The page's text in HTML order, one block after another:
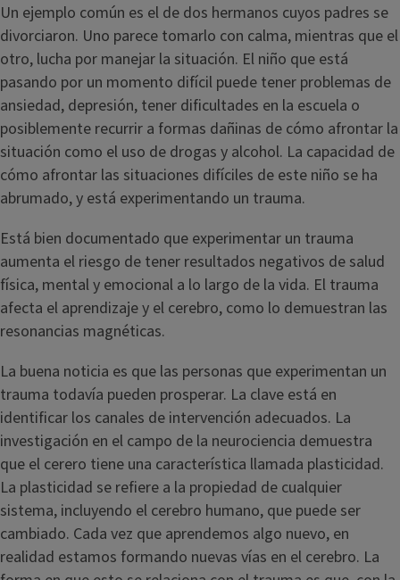
Un ejemplo común es el de dos hermanos cuyos padres se
divorciaron. Uno parece tomarlo con calma, mientras que el
otro, lucha por manejar la situación. El niño que está
pasando por un momento difícil puede tener problemas de
ansiedad, depresión, tener dificultades en la escuela o
posiblemente recurrir a formas dañinas de cómo afrontar la
situación como el uso de drogas y alcohol. La capacidad de
cómo afrontar las situaciones difíciles de este niño se ha
abrumado, y está experimentando un trauma.
Está bien documentado que experimentar un trauma
aumenta el riesgo de tener resultados negativos de salud
física, mental y emocional a lo largo de la vida. El trauma
afecta el aprendizaje y el cerebro, como lo demuestran las
resonancias magnéticas.
La buena noticia es que las personas que experimentan un
trauma todavía pueden prosperar. La clave está en
identificar los canales de intervención adecuados. La
investigación en el campo de la neurociencia demuestra
que el cerero tiene una característica llamada plasticidad.
La plasticidad se refiere a la propiedad de cualquier
sistema, incluyendo el cerebro humano, que puede ser
cambiado. Cada vez que aprendemos algo nuevo, en
realidad estamos formando nuevas vías en el cerebro. La